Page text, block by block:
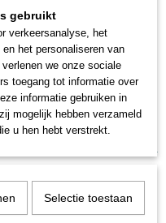
ABnb 703, 1e/2e
2846 Bamberg - Hof" voor de
lengte over
gebruikt
verkeersanalyse, het
het personaliseren van
we onze sociale
toegang tot informatie over
informatie gebruiken in
mogelijk hebben verzameld
u hen hebt verstrekt.
Selectie toestaan